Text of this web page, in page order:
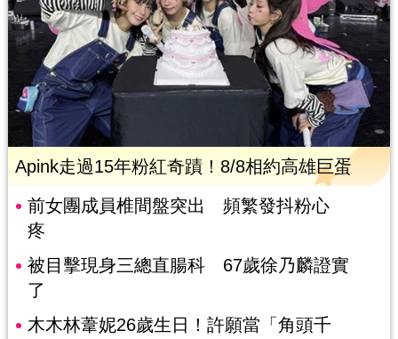
Apink走過15年粉紅奇蹟！8/8相約高雄巨蛋
前女團成員椎間盤突出 頻繁發抖粉心
疼
被目擊現身三總直腸科 67歲徐乃麟證實
了
木木林葦妮26歲生日！許願當「角頭千